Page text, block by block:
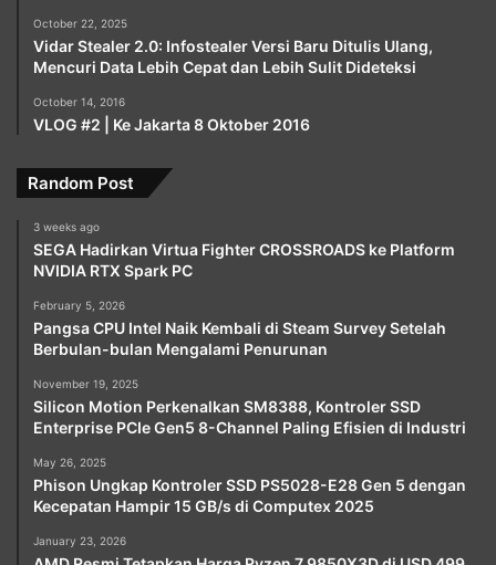
October 22, 2025
Vidar Stealer 2.0: Infostealer Versi Baru Ditulis Ulang,
Mencuri Data Lebih Cepat dan Lebih Sulit Dideteksi
October 14, 2016
VLOG #2 | Ke Jakarta 8 Oktober 2016
Random Post
3 weeks ago
SEGA Hadirkan Virtua Fighter CROSSROADS ke Platform
NVIDIA RTX Spark PC
February 5, 2026
Pangsa CPU Intel Naik Kembali di Steam Survey Setelah
Berbulan-bulan Mengalami Penurunan
November 19, 2025
Silicon Motion Perkenalkan SM8388, Kontroler SSD
Enterprise PCIe Gen5 8-Channel Paling Efisien di Industri
May 26, 2025
Phison Ungkap Kontroler SSD PS5028-E28 Gen 5 dengan
Kecepatan Hampir 15 GB/s di Computex 2025
January 23, 2026